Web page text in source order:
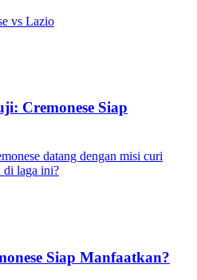
vs Lazio
Cremonese Siap
datang dengan misi curi
di laga ini?
Siap Manfaatkan?